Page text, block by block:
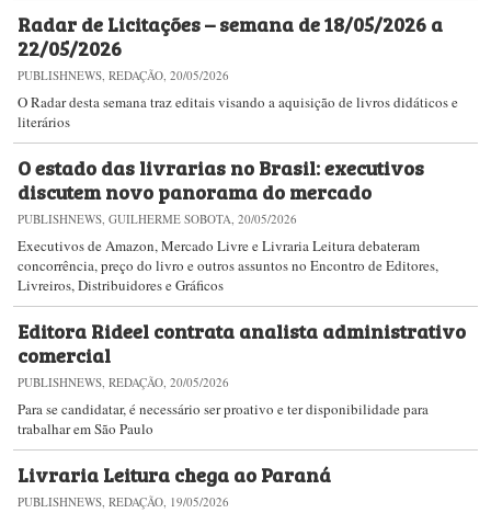
Radar de Licitações – semana de 18/05/2026 a
22/05/2026
PUBLISHNEWS, REDAÇÃO, 20/05/2026
O Radar desta semana traz editais visando a aquisição de livros didáticos e
literários
O estado das livrarias no Brasil: executivos
discutem novo panorama do mercado
PUBLISHNEWS, GUILHERME SOBOTA, 20/05/2026
Executivos de Amazon, Mercado Livre e Livraria Leitura debateram
concorrência, preço do livro e outros assuntos no Encontro de Editores,
Livreiros, Distribuidores e Gráficos
Editora Rideel contrata analista administrativo
comercial​
PUBLISHNEWS, REDAÇÃO, 20/05/2026
Para se candidatar, é necessário ser proativo e ter disponibilidade para
trabalhar em São Paulo
Livraria Leitura chega ao Paraná
PUBLISHNEWS, REDAÇÃO, 19/05/2026